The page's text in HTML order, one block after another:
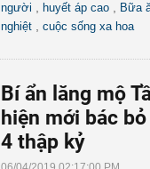
người
huyết áp cao Bữa
nghiệt
cuộc sống xa hoa
Bí ẩn lăng mộ
hiện mới bác
4 thập kỷ